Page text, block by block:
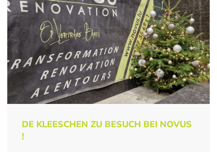
DE KLEESCHEN ZU BESUCH BEI NOVUS
!